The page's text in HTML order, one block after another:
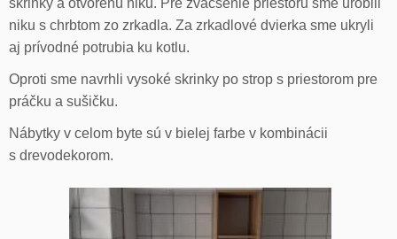
skrinky a otvorenú niku. Pre zväčšenie priestoru sme urobili
niku s chrbtom zo zrkadla. Za zrkadlové dvierka sme ukryli
aj prívodné potrubia ku kotlu.
Oproti sme navrhli vysoké skrinky po strop s priestorom pre
práčku a sušičku.
Nábytky v celom byte sú v bielej farbe v kombinácii
s drevodekorom.